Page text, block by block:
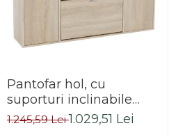
Pantofar hol, cu
suporturi inclinabile
pantofi, sertar ,stejar
sonoma,practic/
1.245,59 Lei1.029,51 Lei